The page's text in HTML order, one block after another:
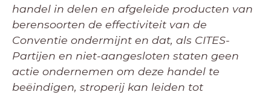
handel in delen en afgeleide producten van
berensoorten de effectiviteit van de
Conventie ondermijnt en dat, als CITES-
Partijen en niet-aangesloten staten geen
actie ondernemen om deze handel te
beëindigen, stroperij kan leiden tot